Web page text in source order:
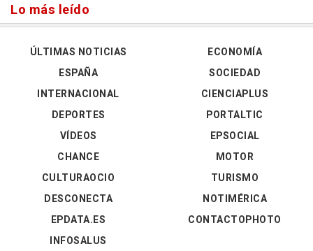
Lo más leído
ÚLTIMAS NOTICIAS
ESPAÑA
INTERNACIONAL
DEPORTES
VÍDEOS
ECONOMÍA
SOCIEDAD
CIENCIAPLUS
PORTALTIC
EPSOCIAL
CHANCE
CULTURAOCIO
DESCONECTA
EPDATA.ES
INFOSALUS
MOTOR
TURISMO
NOTIMÉRICA
CONTACTOPHOTO